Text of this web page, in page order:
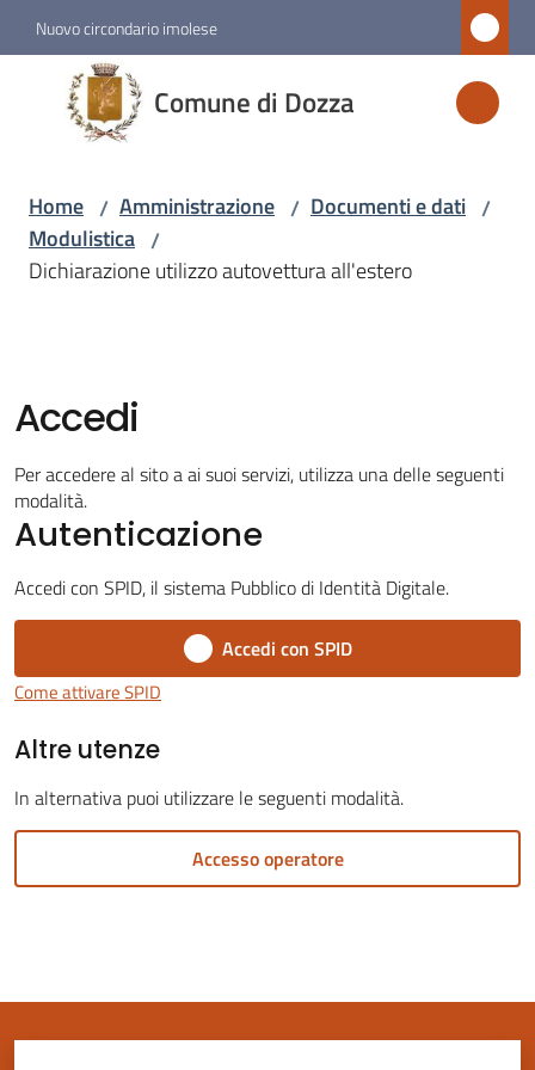
Vai al contenuto
Vai alla navigazione
Vai al footer
Nuovo circondario imolese
Comune di Dozza
Comune
di
Dozza
Amministrazione
Servizi
Vivere
Dozza
Servizi
line
Tutti
argomenti
Home / Amministrazione / Documenti e dati /
Modulistica /
Dichiarazione utilizzo autovettura all'estero
Accedi
Per accedere al sito a ai suoi servizi, utilizza una delle seguenti
modalità.
Autenticazione
Accedi con SPID, il sistema Pubblico di Identità Digitale.
Accedi con SPID
Come attivare SPID
Altre utenze
In alternativa puoi utilizzare le seguenti modalità.
Accesso operatore